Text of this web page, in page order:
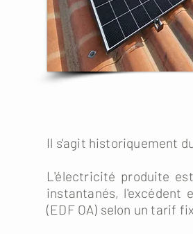
Il s'agit historiquement
L'électricité produite
instantanés, l'excédent
(EDF OA) selon un tarif